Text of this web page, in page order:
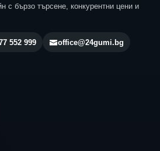
с бързо търсене, конкурентни цени и
552 999 office@24gumi.bg